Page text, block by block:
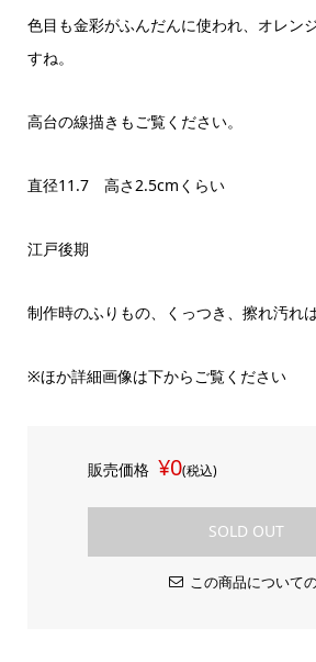
色目も金彩がふんだんに使われ、オレン
すね。
高台の線描きもご覧ください。
直径11.7 高さ2.5cmくらい
江戸後期
制作時のふりもの、くっつき、擦れ汚れ
※ほか詳細画像は下からご覧ください
販売価格 ¥0(税込)
SOLD OUT
この商品について